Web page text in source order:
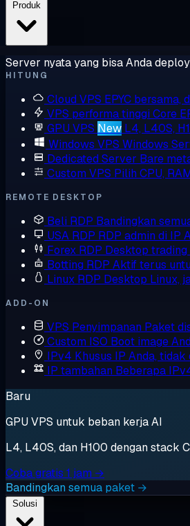
Server nyata yang bisa Anda
HITUNG
Cloud VPS EPYC
VPS performa tinggi Core
GPU VPS New L4, L40S,
Windows VPS Windows
Dedicated Server Bare
Custom VPS Pilih CPU,
REMOTE DESKTOP
Beli RDP Bandingkan
USA RDP RDP admin di IP
Forex RDP Desktop
Botting RDP Aktif terus
Linux RDP Desktop Linux,
ADD-ON
VPS Penyimpanan Paket
Custom ISO Boot image
IPv4 Khusus IP Anda, tidak
IP tambahan Beberapa
Baru
GPU VPS untuk beban kerja AI
L4, L40S, dan H100 dengan stack
Coba gratis 1 jam →
Bandingkan semua paket →